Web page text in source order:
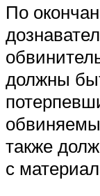
По
должны
также
с